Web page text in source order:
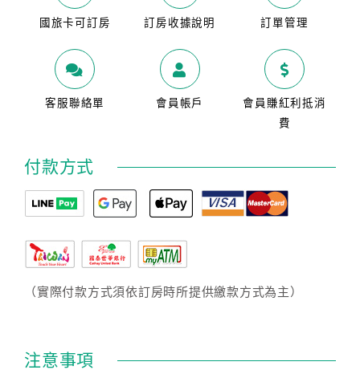
國旅卡可訂房 訂房收據說明 訂單管理
客服聯絡單 會員帳戶
會員賺紅利抵消
費
付款方式
（實際付款方式須依訂房時所提供繳款方式為主）
注意事項